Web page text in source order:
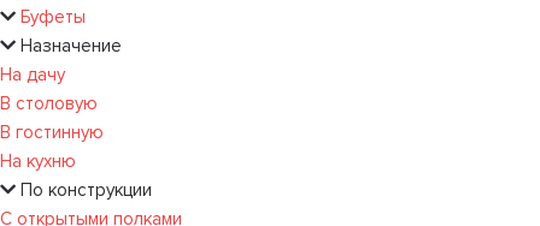
Буфеты
Назначение
На дачу
В столовую
В гостинную
На кухню
По конструкции
С открытыми полками